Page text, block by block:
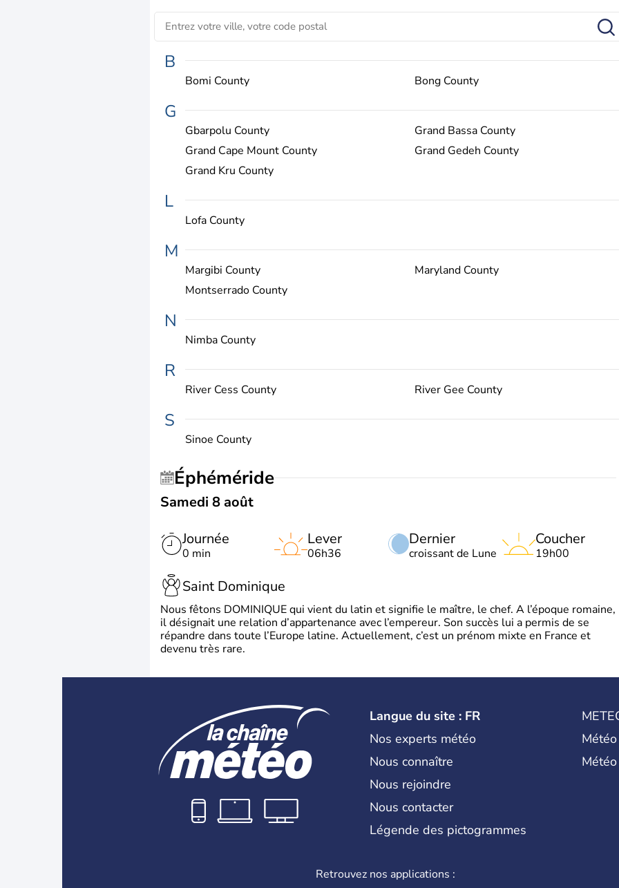
B
Bomi County Bong County
G
Gbarpolu County
Grand Bassa County
Grand Cape Mount County
Grand Gedeh County
Grand Kru County
L
Lofa County
M
Margibi County
Maryland County
Montserrado County
N
Nimba County
R
River Cess County River Gee County
S
Sinoe County
Éphéméride
Samedi 8 août
Journée
0 min
Dernier
croissant de Lune
Lever
06h36
Coucher
19h00
Saint Dominique
Nous fêtons DOMINIQUE qui vient du latin et signifie le maître, le chef. A l’époque romaine,
il désignait une relation d’appartenance avec l’empereur. Son succès lui a permis de se
répandre dans toute l’Europe latine. Actuellement, c’est un prénom mixte en France et
devenu très rare.
Langue du site : FR
Nos experts météo
Nous connaître
Nous rejoindre
Nous contacter
Légende des pictogrammes
Retrouvez nos applications :